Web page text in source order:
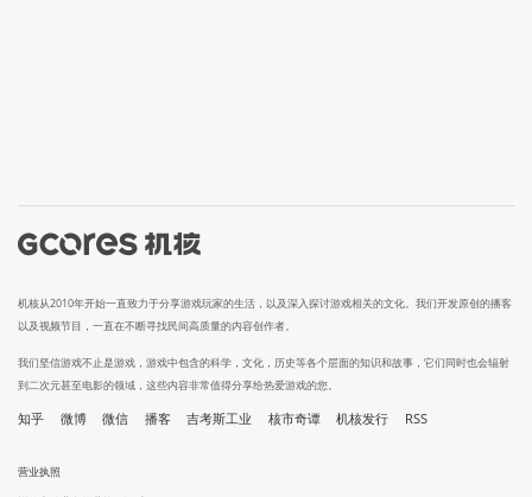
机核从2010年开始一直致力于分享游戏玩家的生活，以及深入探讨游戏相关的文化。我们开发原创的播客
以及视频节目，一直在不断寻找民间高质量的内容创作者。
我们坚信游戏不止是游戏，游戏中包含的科学，文化，历史等各个层面的知识和故事，它们同时也会辐射
到二次元甚至电影的领域，这些内容非常值得分享给热爱游戏的您。
知乎 微博 微信 播客 吉考斯工业 核市奇谭 机核发行 RSS
营业执照